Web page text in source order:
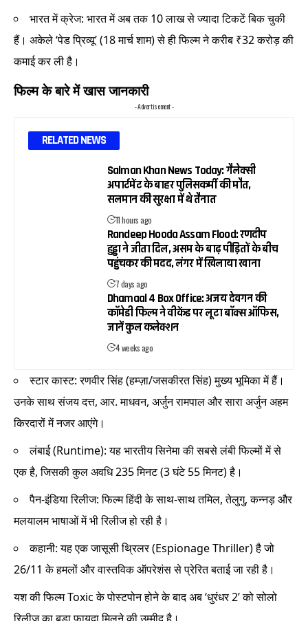
भारत में क्रेज: भारत में अब तक 10 लाख से ज्यादा टिकटें बिक चुकी
हैं। अकेले ‘पेड प्रिव्यू’ (18 मार्च शाम) से ही फिल्म ने करीब ₹32 करोड़ की
कमाई कर ली है।
फिल्म के बारे में खास जानकारी
- Advertisement -
RELATED NEWS
Salman Khan News Today: गैलेक्सी
अपार्टमेंट के बाहर पुलिसकर्मी की मौत,
सलमान की सुरक्षा में थे तैनात
11 hours ago
Randeep Hooda Assam Flood: रणदीप
हुड्डा ने जीता दिल, असम के बाढ़ पीड़ितों के बीच
पहुंचकर की मदद, लंगर में खिलाया खाना
7 days ago
Dhamaal 4 Box Office: अजय देवगन की
कॉमेडी फिल्म ने वीकेंड पर लूटा बॉक्स ऑफिस,
जानें कुल कलेक्शन
4 weeks ago
स्टार कास्ट: रणवीर सिंह (हम्ज़ा/जसकीरत सिंह) मुख्य भूमिका में हैं।
उनके साथ संजय दत्त, आर. माधवन, अर्जुन रामपाल और सारा अर्जुन अहम
किरदारों में नजर आएंगे।
लंबाई (Runtime): यह भारतीय सिनेमा की सबसे लंबी फिल्मों में से
एक है, जिसकी कुल अवधि 235 मिनट (3 घंटे 55 मिनट) है।
पैन-इंडिया रिलीज: फिल्म हिंदी के साथ-साथ तमिल, तेलुगु, कन्नड़ और
मलयालम भाषाओं में भी रिलीज हो रही है।
कहानी: यह एक जासूसी थ्रिलर (Espionage Thriller) है जो
26/11 के हमलों और वास्तविक ऑपरेशंस से प्रेरित बताई जा रही है।
यश की फिल्म Toxic के पोस्टपोन होने के बाद अब ‘धुरंधर 2’ को सोलो